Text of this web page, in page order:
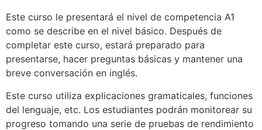
Este curso le presentará el nivel de competencia A1
como se describe en el nivel básico. Después de
completar este curso, estará preparado para
presentarse, hacer preguntas básicas y mantener una
breve conversación en inglés.
Este curso utiliza explicaciones gramaticales, funciones
del lenguaje, etc. Los estudiantes podrán monitorear su
progreso tomando una serie de pruebas de rendimiento